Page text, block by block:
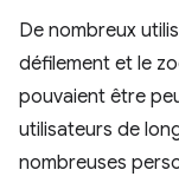
De nombreux
défilement et le
pouvaient être
utilisateurs de
nombreuses